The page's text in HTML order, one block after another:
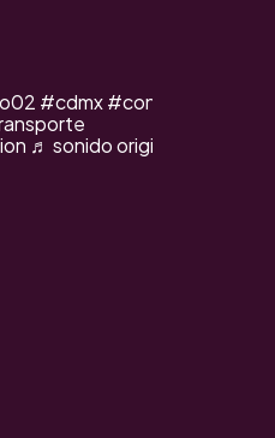
#cdmx#congreso
♬ sonido original -